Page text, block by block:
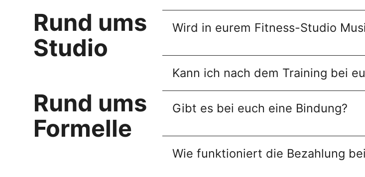
Rund ums
Studio
Wird in eurem Fitness-Studio
Kann ich nach dem Training bei
Rund ums
Formelle
Gibt es bei euch eine Bindung?
Wie funktioniert die Bezahlung